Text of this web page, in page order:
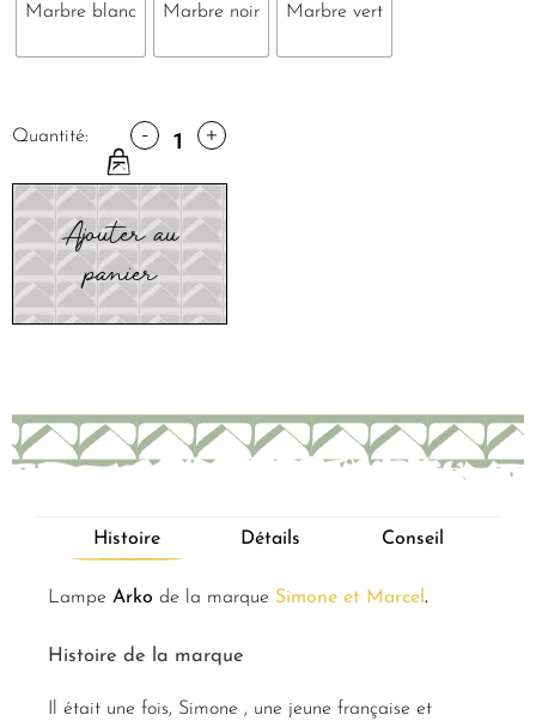
Marbre blanc Marbre noir Marbre vert
Quantité: - +
Ajouter au
panier
Histoire Détails Conseil
Lampe Arko de la marque Simone et Marcel .
Histoire de la marque
Il était une fois, Simone , une jeune française et